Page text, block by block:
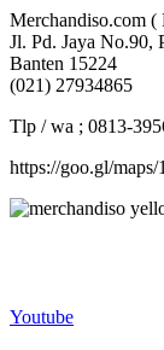
Merchandiso.com (
Jl. Pd. Jaya No.90,
Banten 15224
(021) 27934865
Tlp / wa ; 0813-
https://goo.gl/
Youtube